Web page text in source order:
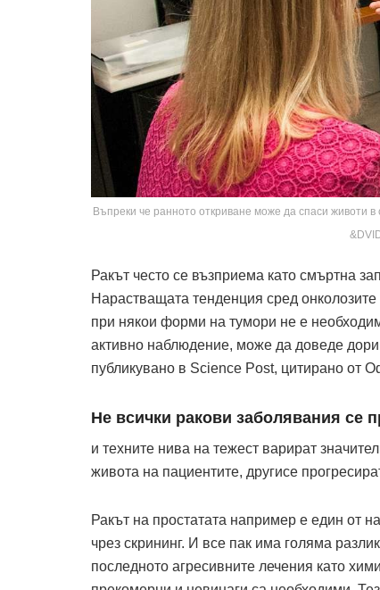
Въпреки че ранното откриване може да спаси животи
Ракът често се възприема като смъртна
Нарастващата тенденция сред
при някои форми на тумори не е
активно наблюдение, може да доведе
публикувано в Science Post, цитирано от
Не всички ракови заболявания се
и техните нива на тежест варират
живота на пациентите, другисе
Ракът на простатата например е един от
чрез скрининг. И все пак има голяма
последното агресивните лечения като